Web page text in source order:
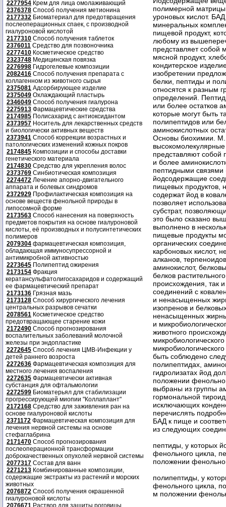
2277954 Крем для лица омолаживающий
2376378 Способ получения метионина
2177332 Биоматериал для предотвращения
послеоперационных спаек, с производной
гиалуроновой кислотой
2177310 Способ получения таблеток
2376011 Средство для позвоночника
2277410 Косметическое средство
2323748 Медицинская повязка
2276998 Гидрогелевые композиции
2082416 Способ получения препарата с
коллагенном из животного сырья
2375081 Адсорбирующее изделие
2375049 Охлаждающий пластырь
2346049 Способ получения гиалурона
2275913 Фармацевтические средства
2174985 Полисахарид с антиоксидантом
2373957 Носитель для лекарственных средств
и биологически активных веществ
2373941 Способ коррекции возрастных и
патологических изменений кожных покров
2174845 Композиции и способы доставки
генетического материала
2174830 Средство для укрепления волос
2373769 Синбиотическая композиция
2274472 Лечение апорно-двигательного
аппарата и болевых синдромов
2372929 Профилактическая композиция на
основе веществ фенольной природы в
липосомной форме
2173563 Способ нанесения на поверхность
предметов покрытия на основе гиалуроновой
кислоты, её производных и полусинтетических
полимеров
2079304 фармацевтическая композиция,
обладающая иммуносупрессорной и
антимикробной активностью
2273645 Полипептид ожирения
2173154 Фракция
кератансульфатолигосахаридов и содержащий
ее фармацевтический препарат
2173136 Грязная мазь
2173128 Способ хирургического лечения
центральных разрывов сечатки
2078561 Косметическое средство
предотвращающее старение кожи
2172490 Способ прогнозирования
воспалительных заболеваний молочной
железы при эндопластике
2272645 Способ лечения ЦМВ-Инфекции у
детей раннего возроста
2272636 Фармацевтическая композиция для
местного лечения воспаления
2272635 Фармацевтически активная
субстанция для офтальмологии
2272599 Биоматерьял для стабилизации
прогрессирующей миопии "Коллаплант"
2172168 Средство для заживления ран на
основе гиалуроновой кислоты
2371172 Фармацевтическая композиция для
лечения нервной системы на основе
стефаглабрина
2171470 Способ прогнозирования
послеоперационной трансформации
доброкачественных опухолей нервной системы
2077317 Состав для ванн
2271213 Комбинированные композиции,
содержащие экстракты из растений и морских
животных
2076872 Способ получения окрашенной
гиалуроновой кислоты
2076671 Раствор для защиты роговицы
пептиды, у которых
фенольного цикла,
положении
полипептиды, у
фенольного цикла,
м положении